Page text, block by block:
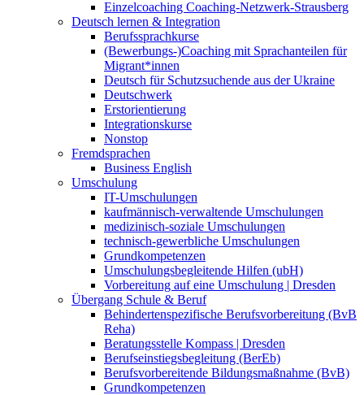
Einzelcoaching Coaching-Netzwerk-Strausberg
Deutsch lernen & Integration
Berufssprachkurse
(Bewerbungs-)Coaching mit Sprachanteilen für
Migrant*innen
Deutsch für Schutzsuchende aus der Ukraine
Deutschwerk
Erstorientierung
Integrationskurse
Nonstop
Fremdsprachen
Business English
Umschulung
IT-Umschulungen
kaufmännisch-verwaltende Umschulungen
medizinisch-soziale Umschulungen
technisch-gewerbliche Umschulungen
Grundkompetenzen
Umschulungsbegleitende Hilfen (ubH)
Vorbereitung auf eine Umschulung | Dresden
Übergang Schule & Beruf
Behindertenspezifische Berufsvorbereitung (BvB
Reha)
Beratungsstelle Kompass | Dresden
Berufseinstiegsbegleitung (BerEb)
Berufsvorbereitende Bildungsmaßnahme (BvB)
Grundkompetenzen